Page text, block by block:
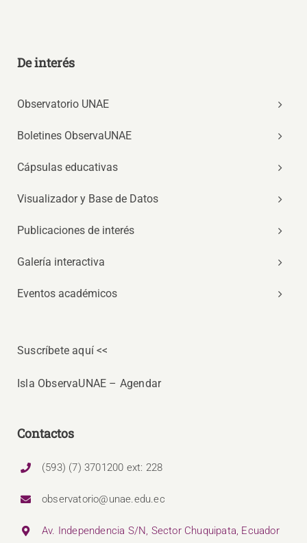
De interés
Observatorio UNAE
Boletines ObservaUNAE
Cápsulas educativas
Visualizador y Base de Datos
Publicaciones de interés
Galería interactiva
Eventos académicos
Suscríbete aquí <<
Isla ObservaUNAE – Agendar
Contactos
(593) (7) 3701200 ext: 228
observatorio@unae.edu.ec
Av. Independencia S/N, Sector Chuquipata, Ecuador